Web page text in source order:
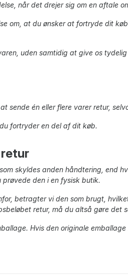
når det drejer sig om en aftale
om, at du ønsker at fortryde dit
uden samtidig at give os
sende én eller flere varer retur,
fortryder en del af dit køb.
retur
skyldes anden håndtering, end
den i en fysisk butik.
betragter vi den som brugt,
retur, må du altså gøre
Hvis den originale